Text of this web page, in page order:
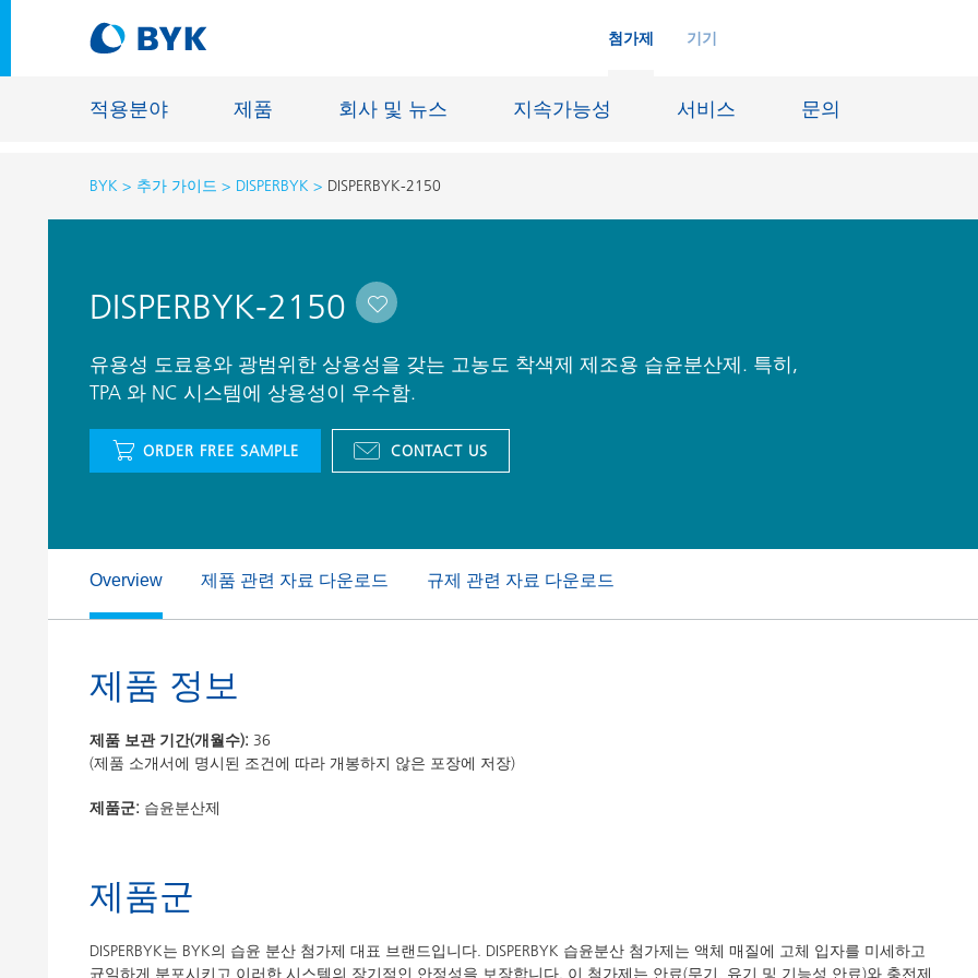
첨가제 기기
적용분야 제품 회사 및 뉴스 지속가능성 서비스 문의
적용분야에 따른 제품 추천
접착제 및 실란트
건축용 도료
자동차 OEM 도료
자동차 보수용 도료
제관용 도료
섬유 사이징
주물 및 내화물
윤활유 및 이형제
BYK 추가 가이드 DISPERBYK DISPERBYK-2150
DISPERBYK-2150
유용성 도료용와 광범위한 상용성을 갖는 고농도 착색제 제조용 습윤분산제. 특히,
TPA 와 NC 시스템에 상용성이 우수함.
ORDER FREE SAMPLE CONTACT US
Overview 제품 관련 자료 다운로드 규제 관련 자료 다운로드
제품 정보
제품 보관 기간(개월수): 36
(제품 소개서에 명시된 조건에 따라 개봉하지 않은 포장에 저장)
제품군: 습윤분산제
제품군
DISPERBYK는 BYK의 습윤 분산 첨가제 대표 브랜드입니다. DISPERBYK 습윤분산 첨가제는 액체 매질에 고체 입자를 미세하고
균일하게 분포시키고 이러한 시스템의 장기적인 안정성을 보장합니다. 이 첨가제는 안료(무기, 유기 및 기능성 안료)와 충전제